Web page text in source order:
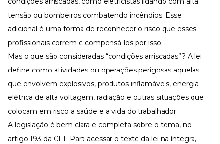
tensão ou bombeiros combatendo incêndios. Esse
adicional é uma forma de reconhecer o risco que esses
profissionais correm e compensá-los por isso.
Mas o que são consideradas “condições arriscadas”? A lei
define como atividades ou operações perigosas aquelas
que envolvem explosivos, produtos inflamáveis, energia
elétrica de alta voltagem, radiação e outras situações que
colocam em risco a saúde e a vida do trabalhador.
A legislação é bem clara e completa sobre o tema, no
artigo 193 da CLT. Para acessar o texto da lei na íntegra,